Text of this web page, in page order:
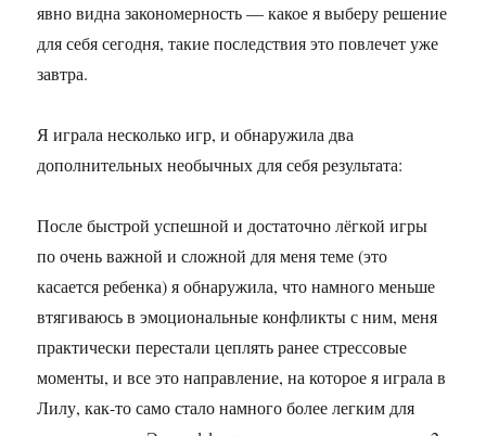
явно видна закономерность — какое я выберу решение
для себя сегодня, такие последствия это повлечет уже
завтра.
Я играла несколько игр, и обнаружила два
дополнительных необычных для себя результата:
После быстрой успешной и достаточно лёгкой игры
по очень важной и сложной для меня теме (это
касается ребенка) я обнаружила, что намного меньше
втягиваюсь в эмоциональные конфликты с ним, меня
практически перестали цеплять ранее стрессовые
моменты, и все это направление, на которое я играла в
Лилу, как-то само стало намного более легким для